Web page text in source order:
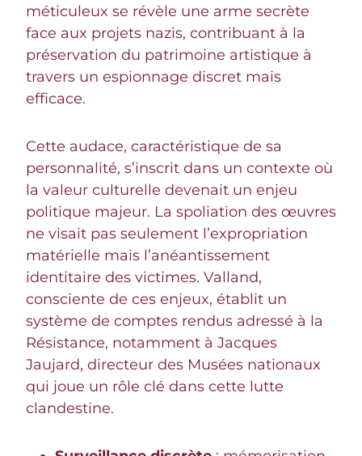
méticuleux se révèle une arme secrète
face aux projets nazis, contribuant à la
préservation du patrimoine artistique à
travers un espionnage discret mais
efficace.
Cette audace, caractéristique de sa
personnalité, s’inscrit dans un contexte où
la valeur culturelle devenait un enjeu
politique majeur. La spoliation des œuvres
ne visait pas seulement l’expropriation
matérielle mais l’anéantissement
identitaire des victimes. Valland,
consciente de ces enjeux, établit un
système de comptes rendus adressé à la
Résistance, notamment à Jacques
Jaujard, directeur des Musées nationaux
qui joue un rôle clé dans cette lutte
clandestine.